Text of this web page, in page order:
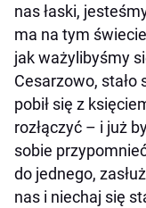
nas łaski,
ma na tym
jak ważylibyśmy
Cesarzowo, stało
pobił się z
rozłączyć – i już
sobie
do jednego,
nas i niechaj się